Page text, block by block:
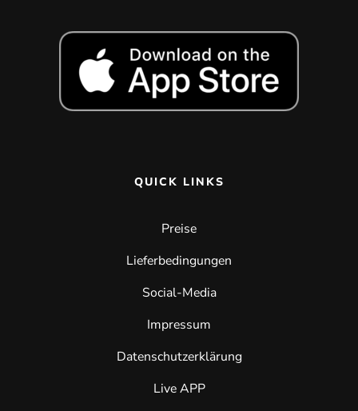
QUICK LINKS
Preise
Lieferbedingungen
Social-Media
Impressum
Datenschutzerklärung
Live APP